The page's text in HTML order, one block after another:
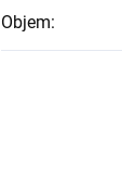
Objem: